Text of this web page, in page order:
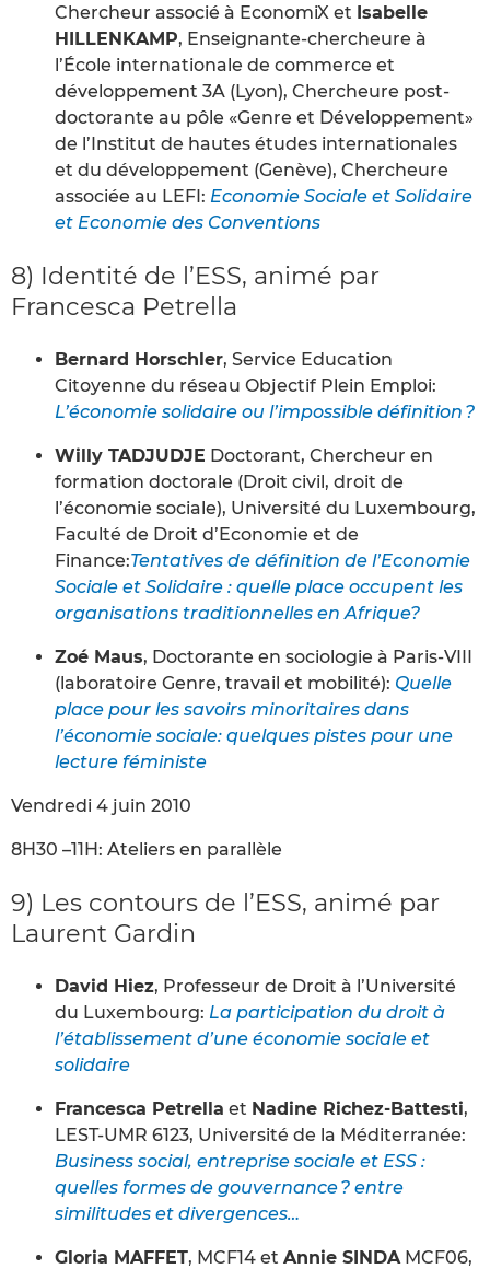
Chercheur associé à EconomiX et Isabelle
HILLENKAMP, Enseignante-chercheure à
l’École internationale de commerce et
développement 3A (Lyon), Chercheure post-
doctorante au pôle «Genre et Développement»
de l’Institut de hautes études internationales
et du développement (Genève), Chercheure
associée au LEFI: Economie Sociale et Solidaire
et Economie des Conventions
8) Identité de l’ESS, animé par
Francesca Petrella
Bernard Horschler, Service Education
Citoyenne du réseau Objectif Plein Emploi:
L’économie solidaire ou l’impossible définition ?
Willy TADJUDJE Doctorant, Chercheur en
formation doctorale (Droit civil, droit de
l’économie sociale), Université du Luxembourg,
Faculté de Droit d’Economie et de
Finance:Tentatives de définition de l’Economie
Sociale et Solidaire : quelle place occupent les
organisations traditionnelles en Afrique?
Zoé Maus, Doctorante en sociologie à Paris-VIII
(laboratoire Genre, travail et mobilité): Quelle
place pour les savoirs minoritaires dans
l’économie sociale: quelques pistes pour une
lecture féministe
Vendredi 4 juin 2010
8H30 –11H: Ateliers en parallèle
9) Les contours de l’ESS, animé par
Laurent Gardin
David Hiez, Professeur de Droit à l’Université
du Luxembourg: La participation du droit à
l’établissement d’une économie sociale et
solidaire
Francesca Petrella et Nadine Richez-Battesti,
LEST-UMR 6123, Université de la Méditerranée:
Business social, entreprise sociale et ESS :
quelles formes de gouvernance ? entre
similitudes et divergences…
Gloria MAFFET, MCF14 et Annie SINDA MCF06,